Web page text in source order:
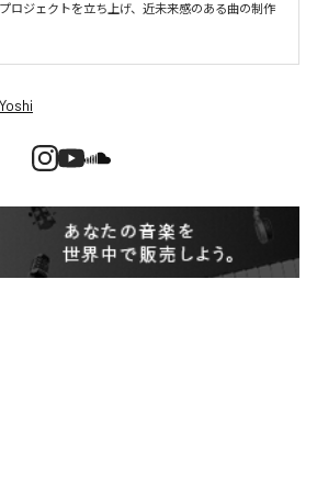
ロジェクトを立ち上げ、近未来感のある曲の制作
Yoshi